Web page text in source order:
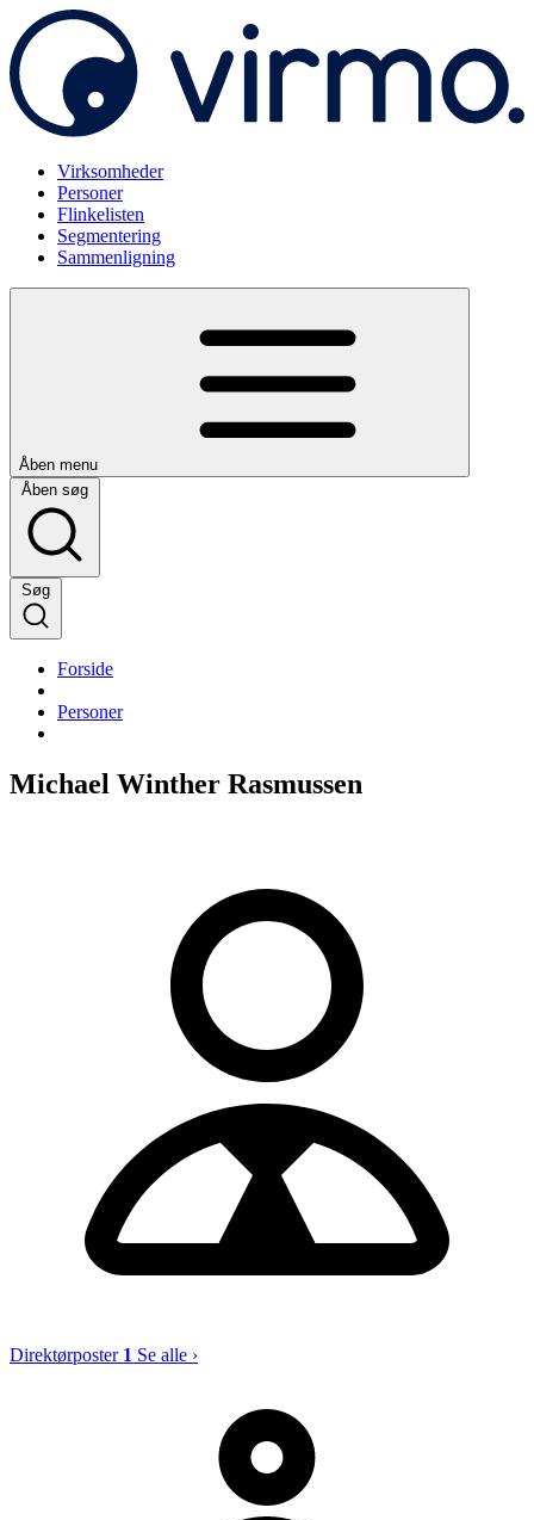
Virksomheder
Personer
Flinkelisten
Segmentering
Sammenligning
Åben menu
Åben søg
Søg
Forside
Personer
Michael Winther Rasmussen
Direktørposter 1 Se alle ›